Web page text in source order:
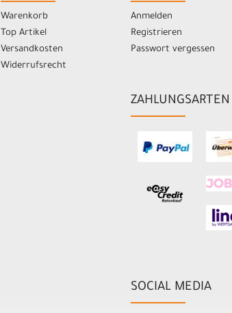
Warenkorb
Top Artikel
Versandkosten
Widerrufsrecht
Anmelden
Registrieren
Passwort vergessen
ZAHLUNGSARTEN
SOCIAL MEDIA